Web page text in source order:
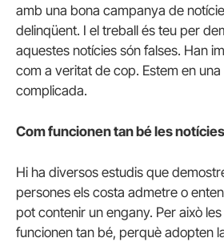
amb una bona campanya de
delinqüent. I el treball és teu per
aquestes notícies són falses. Han
com a veritat de cop. Estem en
complicada.
Com funcionen tan bé les
Hi ha diversos estudis que
persones els costa admetre o
pot contenir un engany. Per això les
funcionen tan bé, perquè adopten